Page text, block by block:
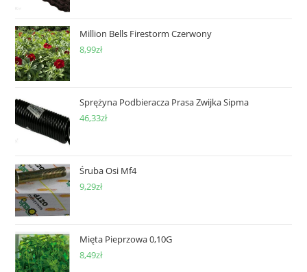
Million Bells Firestorm Czerwony
8,99zł
Sprężyna Podbieracza Prasa Zwijka Sipma
46,33zł
Śruba Osi Mf4
9,29zł
Mięta Pieprzowa 0,10G
8,49zł